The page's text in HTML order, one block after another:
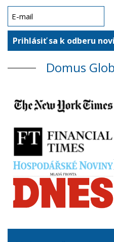
Domus